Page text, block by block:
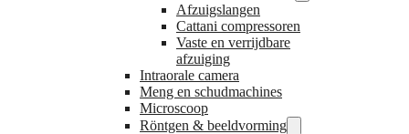
Afzuigslangen
Cattani compressoren
Vaste en verrijdbare
afzuiging
Intraorale camera
Meng en schudmachines
Microscoop
Röntgen & beeldvorming